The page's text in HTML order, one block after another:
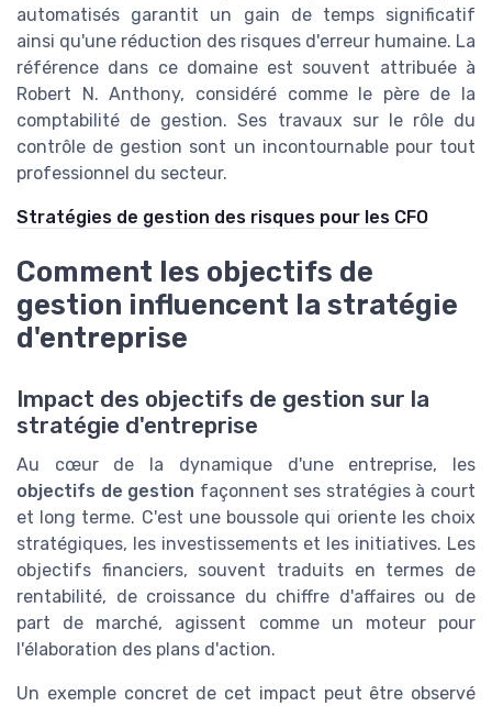
automatisés garantit un gain de temps significatif
ainsi qu'une réduction des risques d'erreur humaine. La
référence dans ce domaine est souvent attribuée à
Robert N. Anthony, considéré comme le père de la
comptabilité de gestion. Ses travaux sur le rôle du
contrôle de gestion sont un incontournable pour tout
professionnel du secteur.
Stratégies de gestion des risques pour les CFO
Comment les objectifs de
gestion influencent la stratégie
d'entreprise
Impact des objectifs de gestion sur la
stratégie d'entreprise
Au cœur de la dynamique d'une entreprise, les
objectifs de gestion façonnent ses stratégies à court
et long terme. C'est une boussole qui oriente les choix
stratégiques, les investissements et les initiatives. Les
objectifs financiers, souvent traduits en termes de
rentabilité, de croissance du chiffre d'affaires ou de
part de marché, agissent comme un moteur pour
l'élaboration des plans d'action.
Un exemple concret de cet impact peut être observé